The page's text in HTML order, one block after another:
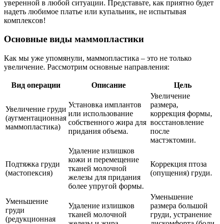
уверенной в любой ситуации. Представьте, как приятно будет
надеть любимое платье или купальник, не испытывая
комплексов!
Основные виды маммопластики
Как мы уже упомянули, маммопластика – это не только
увеличение. Рассмотрим основные направления:
Вид операции Описание Цель
Увеличение груди
(аугментационная
маммопластика)
Установка имплантов
или использование
собственного жира для
придания объема.
Увеличение
размера,
коррекция формы,
восстановление
после
мастэктомии.
Подтяжка груди
(мастопексия)
Удаление излишков
кожи и перемещение
тканей молочной
железы для придания
более упругой формы.
Коррекция птоза
(опущения) груди.
Уменьшение
груди
(редукционная
Удаление излишков
тканей молочной
Уменьшение
размера большой
груди, устранение